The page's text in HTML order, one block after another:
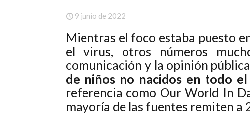
9 junio de 2022
Mientras el foco estaba puesto
el virus, otros números
comunicación y la opinión
de niños no nacidos en todo
referencia como Our World In
mayoría de las fuentes remiten